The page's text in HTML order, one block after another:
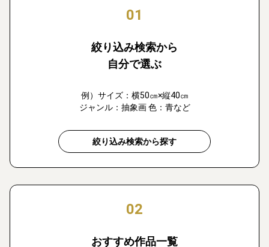
01
絞り込み検索から
自分で選ぶ
例）サイズ：横50㎝×縦40㎝
ジャンル：抽象画 色：青など
絞り込み検索から探す
02
おすすめ作品一覧